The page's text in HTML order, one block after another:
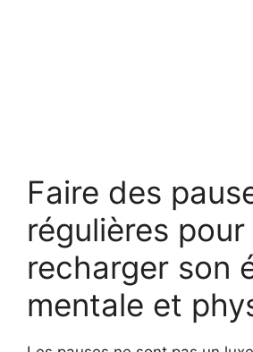
Faire des
régulières pour
recharger son
mentale et